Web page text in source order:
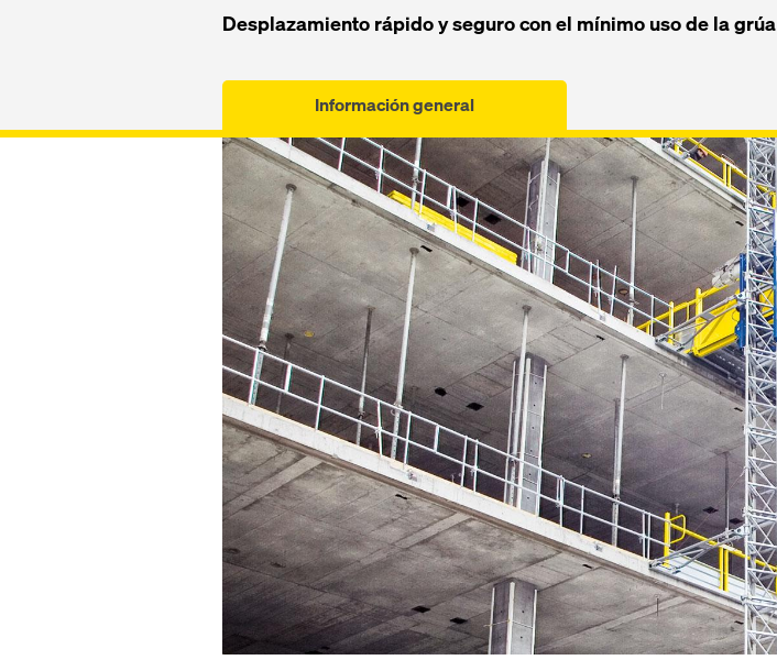
Desplazamiento rápido y seguro con el mínimo uso de la grúa
Información general